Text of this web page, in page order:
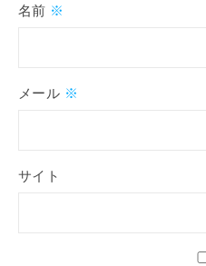
名前 ※
メール ※
サイト